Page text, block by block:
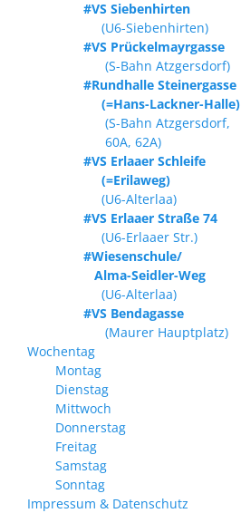
#VS Siebenhirten
(U6-Siebenhirten)
#VS Prückelmayrgasse
(S-Bahn Atzgersdorf)
#Rundhalle Steinergasse
(=Hans-Lackner-Halle)
(S-Bahn Atzgersdorf,
60A, 62A)
#VS Erlaaer Schleife
(=Erilaweg)
(U6-Alterlaa)
#VS Erlaaer Straße 74
(U6-Erlaaer Str.)
#Wiesenschule/
Alma-Seidler-Weg
(U6-Alterlaa)
#VS Bendagasse
(Maurer Hauptplatz)
Wochentag
Montag
Dienstag
Mittwoch
Donnerstag
Freitag
Samstag
Sonntag
Impressum & Datenschutz